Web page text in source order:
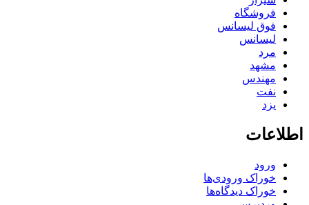
فروشگاه
فوق لیسانس
لیسانس
مرد
مشهد
مهندس
نفت
یزد
اطلاعات
ورود
خوراک ورودی‌ها
خوراک دیدگاه‌ها